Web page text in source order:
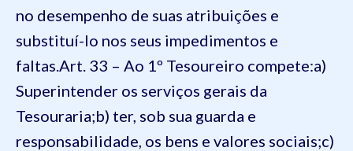
no desempenho de suas atribuições e
substituí-lo nos seus impedimentos e
faltas.Art. 33 – Ao 1º Tesoureiro compete:a)
Superintender os serviços gerais da
Tesouraria;b) ter, sob sua guarda e
responsabilidade, os bens e valores sociais;c)